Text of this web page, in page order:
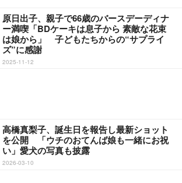
原日出子、親子で66歳のバースデーディナ
ー満喫「BDケーキは息子から 素敵な花束
は娘から」 子どもたちからの“サプライ
ズ”に感謝
2025-11-12
高橋真梨子、誕生日を報告し最新ショット
を公開 「ウチのおてんば娘も一緒にお祝
い」愛犬の写真も披露
2026-03-10